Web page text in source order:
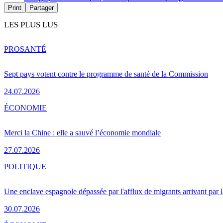
Print Partager
LES PLUS LUS
Sept pays votent contre le programme de santé de la Commission
24.07.2026
PROSANTÉ
Merci la Chine : elle a sauvé l’économie mondiale
27.07.2026
ÉCONOMIE
Une enclave espagnole dépassée par l'afflux de migrants arrivant par
30.07.2026
POLITIQUE